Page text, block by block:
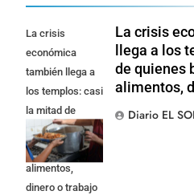
La crisis
económica
también llega a
los templos: casi
la mitad de
quienes buscan
ayuda pide
alimentos,
dinero o trabajo
La crisis
llega a los
de quienes
alimentos,
Diario EL